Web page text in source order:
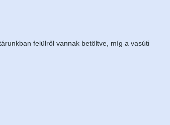
felülről vannak betöltve, míg a vasúti